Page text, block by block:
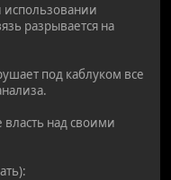
использовании
разрывается на
под каблуком все
над своими